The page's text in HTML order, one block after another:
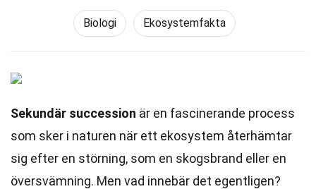
Biologi Ekosystemfakta
Sekundär succession är en fascinerande process
som sker i naturen när ett ekosystem återhämtar
sig efter en störning, som en skogsbrand eller en
översvämning. Men vad innebär det egentligen?